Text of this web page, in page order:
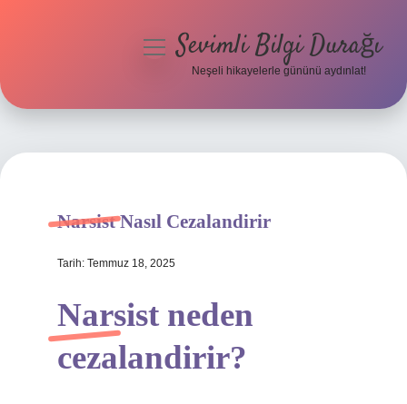
Hakkımızda
menüyüSevimli Bilgi Durağı
Neşeli hikayelerle gününü aydınlat!
Narsist Nasıl Cezalandirir
Tarih: Temmuz 18, 2025
Narsist neden
cezalandirir?